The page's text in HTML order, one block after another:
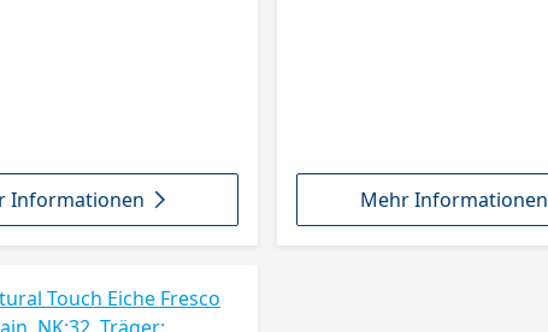
Informationen Mehr Informationen